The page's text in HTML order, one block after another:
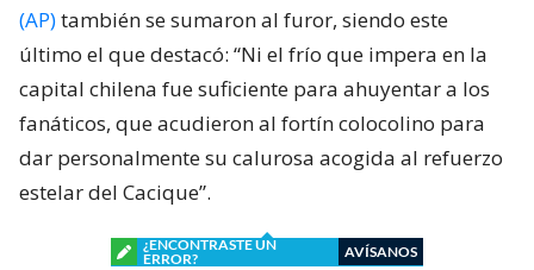
(AP)también se sumaron al furor, siendo este
último el que destacó: “Ni el frío que impera en la
capital chilena fue suficiente para ahuyentar a los
fanáticos, que acudieron al fortín colocolino para
dar personalmente su calurosa acogida al refuerzo
estelar del Cacique”.
¿ENCONTRASTE UN
ERROR?
AVÍSANOS